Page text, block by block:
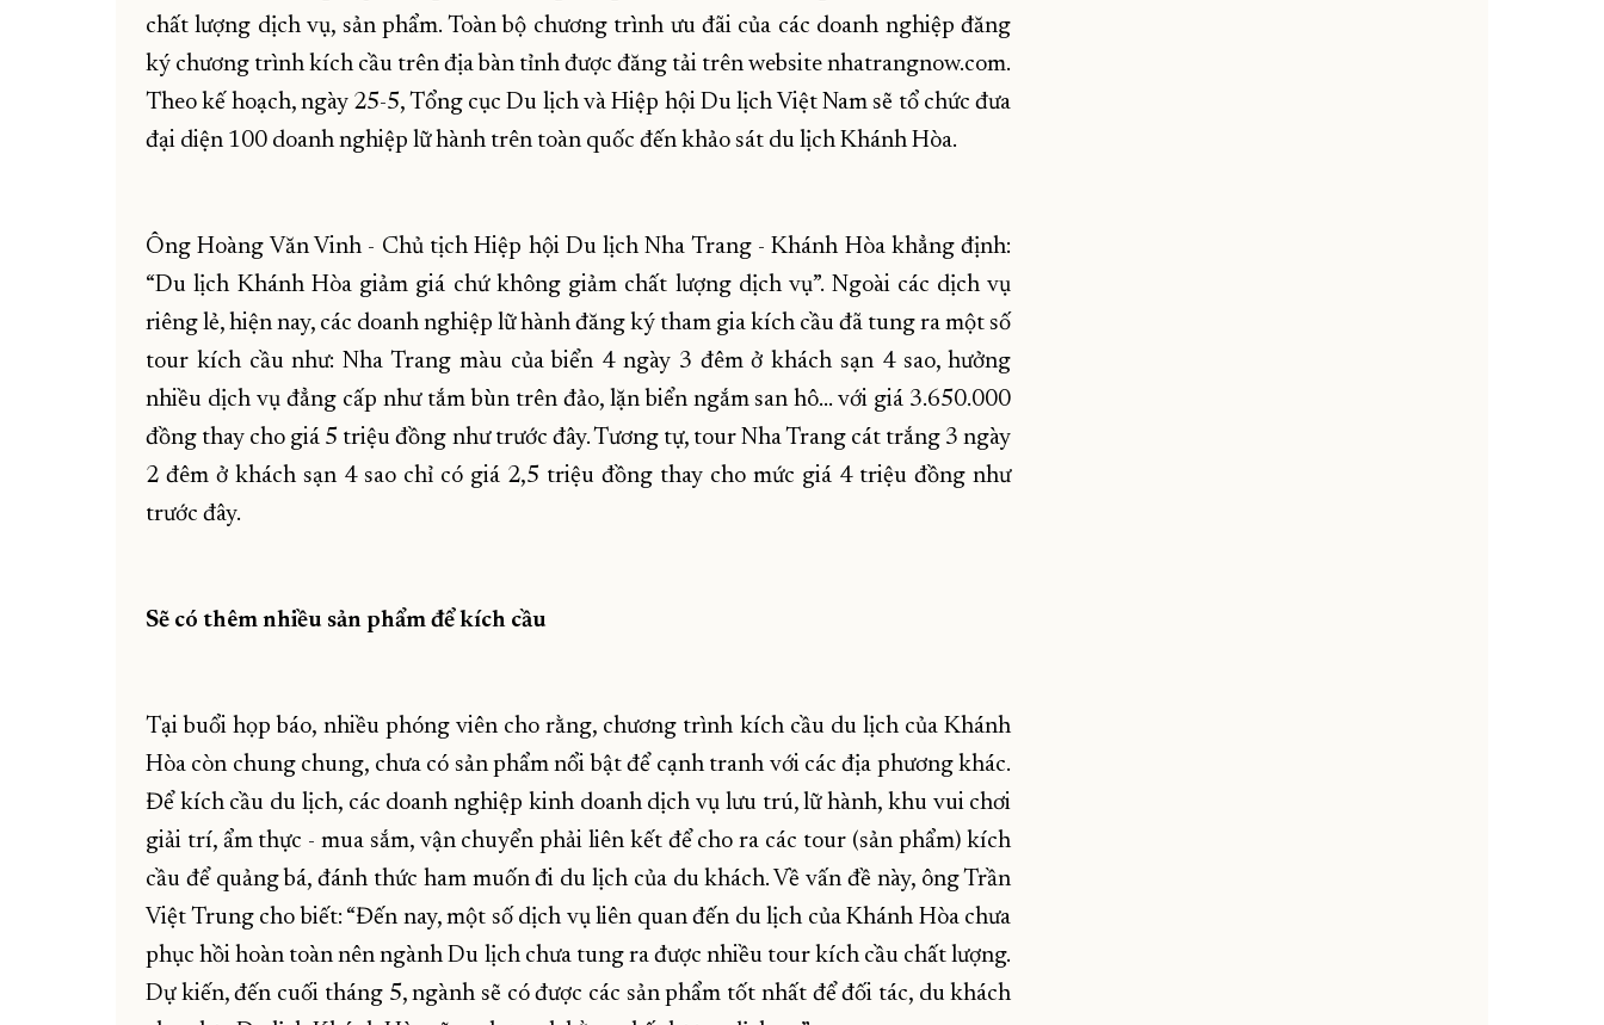
chất lượng dịch vụ, sản phẩm. Toàn bộ chương trình ưu đãi của các doanh nghiệp đăng
ký chương trình kích cầu trên địa bàn tỉnh được đăng tải trên website nhatrangnow.com.
Theo kế hoạch, ngày 25-5, Tổng cục Du lịch và Hiệp hội Du lịch Việt Nam sẽ tổ chức đưa
đại diện 100 doanh nghiệp lữ hành trên toàn quốc đến khảo sát du lịch Khánh Hòa.
Ông Hoàng Văn Vinh - Chủ tịch Hiệp hội Du lịch Nha Trang - Khánh Hòa khẳng định:
“Du lịch Khánh Hòa giảm giá chứ không giảm chất lượng dịch vụ”. Ngoài các dịch vụ
riêng lẻ, hiện nay, các doanh nghiệp lữ hành đăng ký tham gia kích cầu đã tung ra một số
tour kích cầu như: Nha Trang màu của biển 4 ngày 3 đêm ở khách sạn 4 sao, hưởng
nhiều dịch vụ đẳng cấp như tắm bùn trên đảo, lặn biển ngắm san hô… với giá 3.650.000
đồng thay cho giá 5 triệu đồng như trước đây. Tương tự, tour Nha Trang cát trắng 3 ngày
2 đêm ở khách sạn 4 sao chỉ có giá 2,5 triệu đồng thay cho mức giá 4 triệu đồng như
trước đây.
Sẽ có thêm nhiều sản phẩm để kích cầu
Tại buổi họp báo, nhiều phóng viên cho rằng, chương trình kích cầu du lịch của Khánh
Hòa còn chung chung, chưa có sản phẩm nổi bật để cạnh tranh với các địa phương khác.
Để kích cầu du lịch, các doanh nghiệp kinh doanh dịch vụ lưu trú, lữ hành, khu vui chơi
giải trí, ẩm thực - mua sắm, vận chuyển phải liên kết để cho ra các tour (sản phẩm) kích
cầu để quảng bá, đánh thức ham muốn đi du lịch của du khách. Về vấn đề này, ông Trần
Việt Trung cho biết: “Đến nay, một số dịch vụ liên quan đến du lịch của Khánh Hòa chưa
phục hồi hoàn toàn nên ngành Du lịch chưa tung ra được nhiều tour kích cầu chất lượng.
Dự kiến, đến cuối tháng 5, ngành sẽ có được các sản phẩm tốt nhất để đối tác, du khách